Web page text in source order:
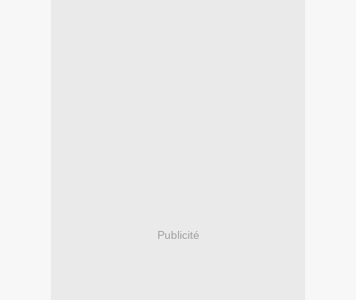
Publicité